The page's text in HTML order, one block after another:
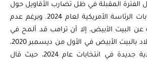
الفترة المقبلة في ظل تضارب الأقاويل حول
إمكان ترشحه في انتخابات الرئاسة الأمريكية لعام 2024. وبرغم عدم
البيت الأبيض، إلا أن ترامب قد ألمح في
حفل بمناسبة عيد الميلاد بالبيت الأبيض في الأول من ديسمبر 2020،
إلى أنه قد يترشح لولاية جديدة في انتخابات عام 2024، حيث قال